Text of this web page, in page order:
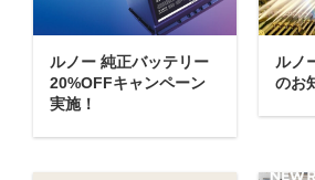
ルノー 純正バッテリー
20%OFFキャンペーン
実施！
ルノ
のお